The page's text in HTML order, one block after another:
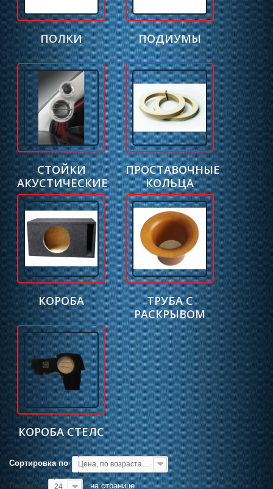
ПОЛКИ ПОДИУМЫ
СТОЙКИ
АКУСТИЧЕСКИЕ
ПРОСТАВОЧНЫЕ
КОЛЬЦА
КОРОБА
ТРУБА С
РАСКРЫВОМ
КОРОБА СТЕЛС
Сортировка по
Показать 24 на странице